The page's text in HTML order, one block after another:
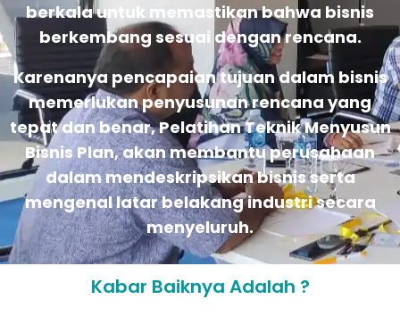
berkala untuk memastikan bahwa bisnis
berkembang sesuai dengan rencana.
Karenanya pencapaian tujuan dalam bisnis
memerlukan penyusunan rencana yang
tepat dan benar, Pelatihan Teknik Menyusun
Bisnis Plan, akan membantu perusahaan
dalam mendeskripsikan bisnis serta
mengenal latar belakang industri secara
menyeluruh.
Kabar Baiknya Adalah ?